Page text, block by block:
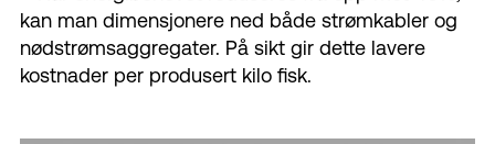
kan man dimensjonere ned både strømkabler og
nødstrømsaggregater. På sikt gir dette lavere
kostnader per produsert kilo fisk.